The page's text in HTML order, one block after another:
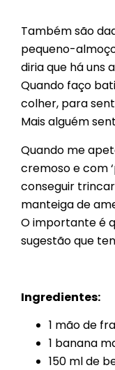
Também são
pequeno-
diria que há uns
Quando faço
colher, para
Mais alguém
Quando me
cremoso e com
conseguir
manteiga de
O importante é
sugestão que
Ingredientes:
1 mão de
1 banana
150 ml de